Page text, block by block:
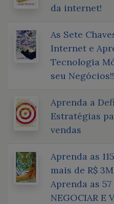
da internet!
As Sete
Internet e
Tecnologia
seu Negócios!!
Aprenda a
Estratégias
vendas
Aprenda as
mais de R$
Aprenda as 57
NEGOCIAR E